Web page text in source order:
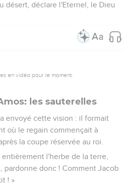
désert, déclare l'Eternel, le Dieu
en vidéo pour le moment.
les sauterelles
envoyé cette vision : il formait
où le regain commençait à
la coupe réservée au roi.
l'herbe de la terre,
pardonne donc ! Comment Jacob
! »